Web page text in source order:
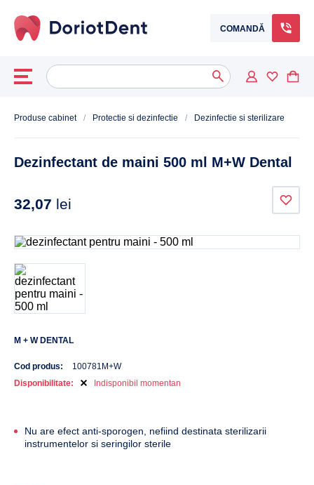
COMANDĂ
Caută
după:When autocomplete results are available use up and down
Produse cabinet / Protectie si dezinfectie / Dezinfectie si sterilizare
Dezinfectant de maini 500 ml M+W Dental
32,07 lei
M + W DENTAL
Cod produs:
100781M+W
Disponibilitate:
Indisponibil momentan
Nu are efect anti-sporogen, nefiind destinata sterilizarii
instrumentelor si seringilor sterile